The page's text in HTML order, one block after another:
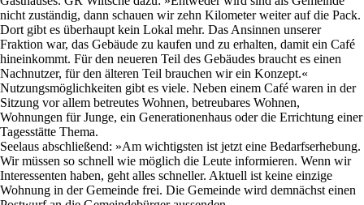
nicht zuständig, dann schauen wir zehn Kilometer weiter auf die Pack.
Dort gibt es überhaupt kein Lokal mehr. Das Ansinnen unserer
Fraktion war, das Gebäude zu kaufen und zu erhalten, damit ein Café
hineinkommt. Für den neueren Teil des Gebäudes braucht es einen
Nachnutzer, für den älteren Teil brauchen wir ein Konzept.«
Nutzungsmöglichkeiten gibt es viele. Neben einem Café waren in der
Sitzung vor allem betreutes Wohnen, betreubares Wohnen,
Wohnungen für Junge, ein Generationenhaus oder die Errichtung einer
Tagesstätte Thema.
Seelaus abschließend: »Am wichtigsten ist jetzt eine Bedarfserhebung.
Wir müssen so schnell wie möglich die Leute informieren. Wenn wir
Interessenten haben, geht alles schneller. Aktuell ist keine einzige
Wohnung in der Gemeinde frei. Die Gemeinde wird demnächst einen